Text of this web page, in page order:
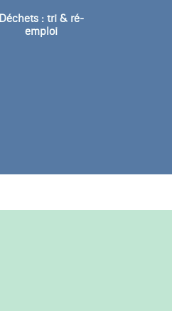
Déchets : tri & ré-
emploi